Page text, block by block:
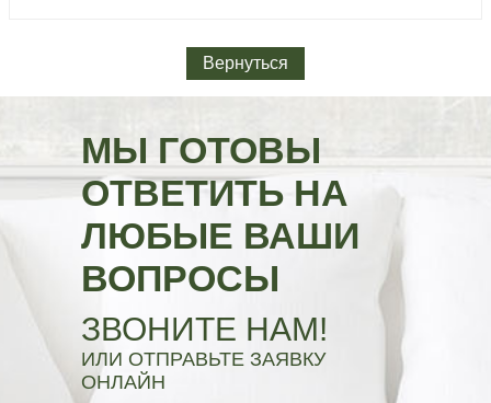
Вернуться
МЫ ГОТОВЫ
ОТВЕТИТЬ НА
ЛЮБЫЕ ВАШИ
ВОПРОСЫ
ЗВОНИТЕ НАМ!
ИЛИ ОТПРАВЬТЕ ЗАЯВКУ
ОНЛАЙН